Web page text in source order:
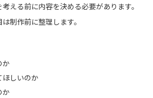
える前に内容を決める必要があります。
制作前に整理します。
か
ほしいのか
か